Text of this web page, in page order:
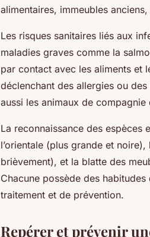
alimentaires, immeubles
Les risques sanitaires liés aux
maladies graves comme la
par contact avec les aliments et
déclenchant des allergies ou
aussi les animaux de
La reconnaissance des espèces
l’orientale (plus grande et
brièvement), et la blatte des
Chacune possède des
traitement et de prévention.
Repérer et prévenir